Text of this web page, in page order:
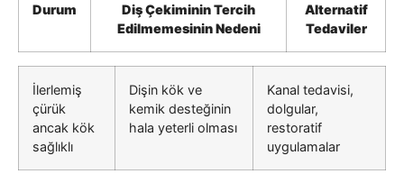
Durum
Diş Çekiminin Tercih
Edilmemesinin Nedeni
Alternatif
Tedaviler
İlerlemiş
çürük
ancak kök
sağlıklı
Dişin kök ve
kemik desteğinin
hala yeterli olması
Kanal tedavisi,
dolgular,
restoratif
uygulamalar